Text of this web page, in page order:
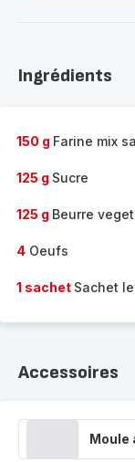
gamme
Ingrédients
150 g Farine mix
125 g Sucre
125 g Beurre
4 Oeufs
1 sachet Sachet
Accessoires
Moule